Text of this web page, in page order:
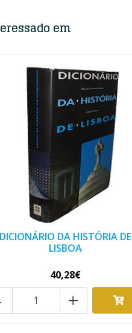
em
DICIONÁRIO DA HISTÓRIA DE
LISBOA
40,28€
+